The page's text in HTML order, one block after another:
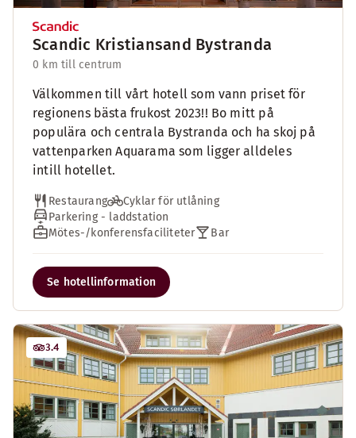
Scandic Kristiansand Bystranda
0 km till centrum
Välkommen till vårt hotell som vann priset för
regionens bästa frukost 2023!! Bo mitt på
populära och centrala Bystranda och ha skoj på
vattenparken Aquarama som ligger alldeles
intill hotellet.
Restaurang
Cyklar för utlåning
Parkering - laddstation
Mötes-/konferensfaciliteter
Bar
Se hotellinformation
3.4